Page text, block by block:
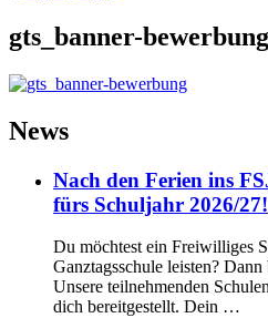
gts_banner-bewerbung
News
Nach den Ferien ins
fürs Schuljahr 2026/27!
Du möchtest ein Freiwilliges
Ganztagsschule leisten?
Unsere teilnehmenden
dich bereitgestellt. Dein …